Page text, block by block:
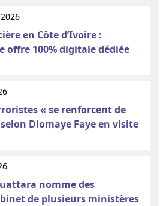
en Côte d’Ivoire :
offre 100% digitale dédiée
« se renforcent de
Diomaye Faye en visite
nomme des
de plusieurs ministères